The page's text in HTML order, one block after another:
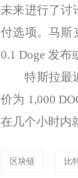
未来进行了讨
付选项。马斯
0.1 Doge 发
特斯拉最近
价为 1,000
在几个小时内
区块链 比